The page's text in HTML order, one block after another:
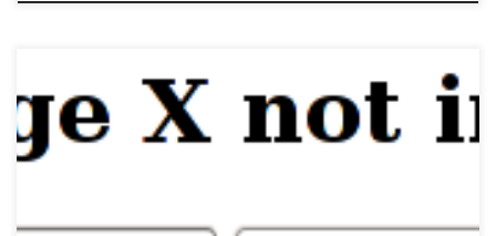
Si sois de los que vivís en testing buscando el fino
vez ¿por qué el paquete X no está aún en testing?